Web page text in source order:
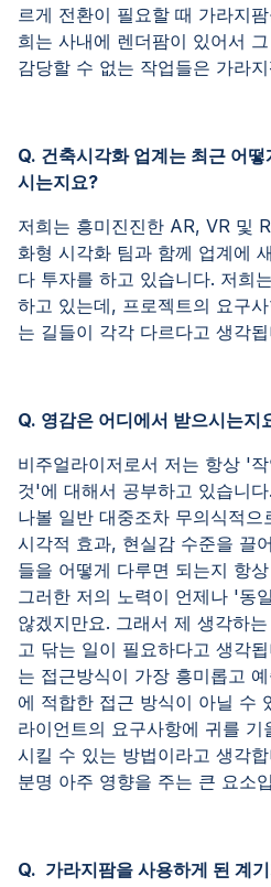
르게 전환이 필요할 때 가라지
희는 사내에 렌더팜이 있어서
감당할 수 없는 작업들은 가라
Q. 건축시각화 업계는 최근 어
시는지요?
저희는 흥미진진한 AR, VR 및
화형 시각화 팀과 함께 업계에
다 투자를 하고 있습니다. 저희
하고 있는데, 프로젝트의 요구
는 길들이 각각 다르다고 생각
Q. 영감은 어디에서 받으시는지
비주얼라이저로서 저는 항상 '
것'에 대해서 공부하고 있습니
나볼 일반 대중조차 무의식적
시각적 효과, 현실감 수준을 끌
들을 어떻게 다루면 되는지 항
그러한 저의 노력이 언제나 '동
않겠지만요. 그래서 제 생각하
고 닦는 일이 필요하다고 생각
는 접근방식이 가장 흥미롭고
에 적합한 접근 방식이 아닐 수
라이언트의 요구사항에 귀를
시킬 수 있는 방법이라고 생각
분명 아주 영향을 주는 큰 요소
Q. 가라지팜을 사용하게 된 계